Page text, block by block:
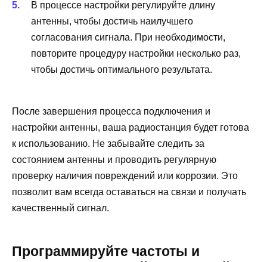
В процессе настройки регулируйте длину
антенны, чтобы достичь наилучшего
согласования сигнала. При необходимости,
повторите процедуру настройки несколько раз,
чтобы достичь оптимального результата.
После завершения процесса подключения и
настройки антенны, ваша радиостанция будет готова
к использованию. Не забывайте следить за
состоянием антенны и проводить регулярную
проверку наличия повреждений или коррозии. Это
позволит вам всегда оставаться на связи и получать
качественный сигнал.
Программируйте частоты и